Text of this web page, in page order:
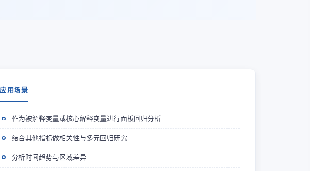
应用场景
作为被解释变量或核心解释变量进行面板回归分析
结合其他指标做相关性与多元回归研究
分析时间趋势与区域差异